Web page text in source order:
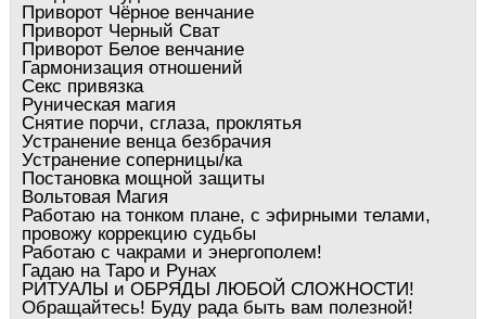
Приворот Чёрное венчание
Приворот Черный Сват
Приворот Белое венчание
Гармонизация отношений
Секс привязка
Руническая магия
Снятие порчи, сглаза, проклятья
Устранение венца безбрачия
Устранение соперницы/ка
Постановка мощной защиты
Вольтовая Магия
Работаю на тонком плане, с эфирными телами,
провожу коррекцию судьбы
Работаю с чакрами и энергополем!
Гадаю на Таро и Рунах
РИТУАЛЫ и ОБРЯДЫ ЛЮБОЙ СЛОЖНОСТИ!
Обращайтесь! Буду рада быть вам полезной!